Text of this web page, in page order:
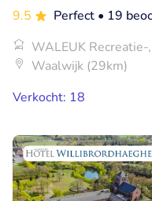
9.5 Perfect • 19
WALEUK
Waalwijk (29km)
Verkocht: 18